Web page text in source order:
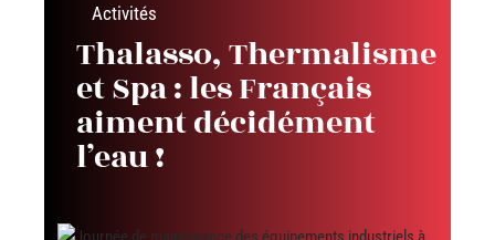
Activités
Thalasso, Thermalisme
et Spa : les Français
aiment décidément
l’eau !